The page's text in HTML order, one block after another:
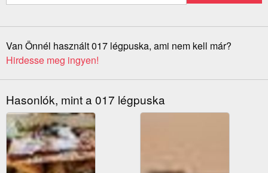
Van Önnél használt 017 légpuska, ami nem kell már?
Hirdesse meg ingyen!
Hasonlók, mint a 017 légpuska